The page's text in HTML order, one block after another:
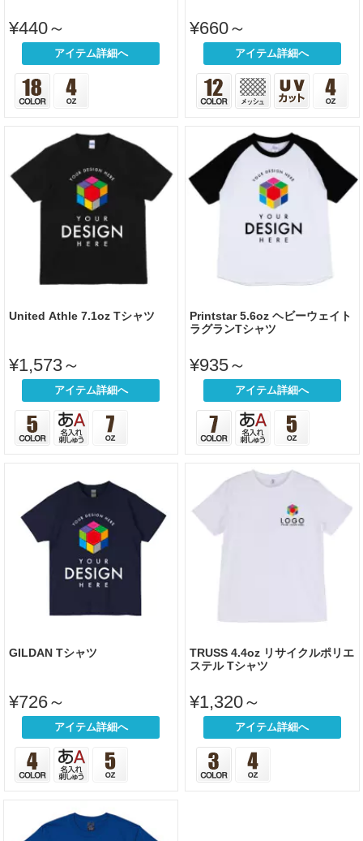
¥440～
アイテム詳細へ
¥660～
アイテム詳細へ
United Athle 7.1oz Tシャツ
¥1,573～
アイテム詳細へ
Printstar 5.6oz ヘビーウェイト
ラグランTシャツ
¥935～
アイテム詳細へ
GILDAN Tシャツ
¥726～
アイテム詳細へ
TRUSS 4.4oz リサイクルポリエ
ステル Tシャツ
¥1,320～
アイテム詳細へ